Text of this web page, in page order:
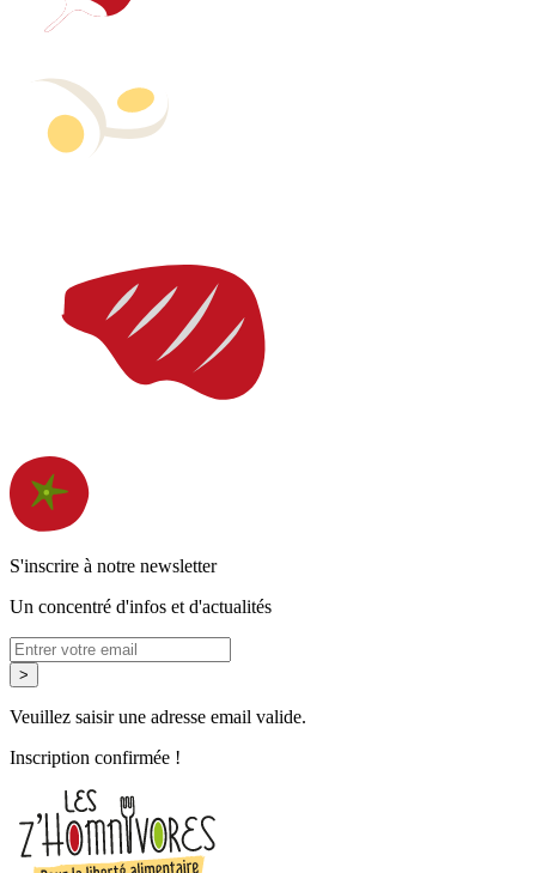
S'inscrire à notre newsletter
Un concentré d'infos et d'actualités
>
Veuillez saisir une adresse email valide.
Inscription confirmée !